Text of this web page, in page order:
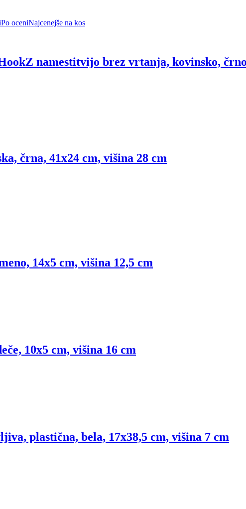
Po oceniNajcenejše na kos
Z namestitvijo brez vrtanja, kovinsko,
črna, 41x24 cm, višina 28 cm
14x5 cm, višina 12,5 cm
10x5 cm, višina 16 cm
plastična, bela, 17x38,5 cm, višina 7 cm